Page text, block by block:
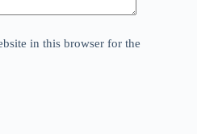
in this browser for the